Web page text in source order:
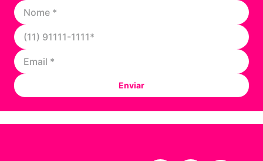
Enviar